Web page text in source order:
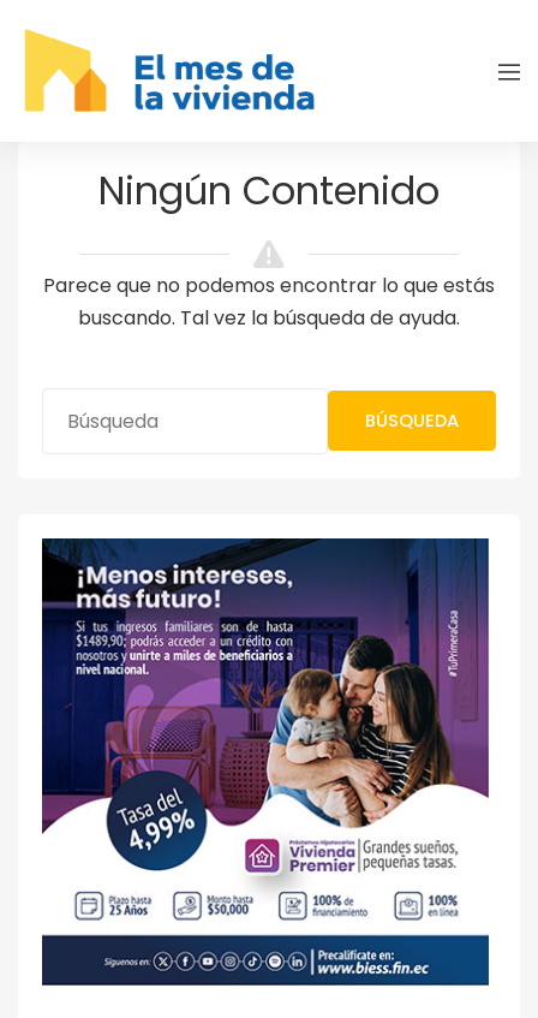
Ningún Contenido
Parece que no podemos encontrar lo que estás
buscando. Tal vez la búsqueda de ayuda.
BÚSQUEDA